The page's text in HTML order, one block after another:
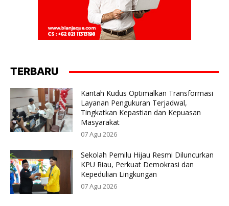
TERBARU
Kantah Kudus Optimalkan Transformasi
Layanan Pengukuran Terjadwal,
Tingkatkan Kepastian dan Kepuasan
Masyarakat
07 Agu 2026
Sekolah Pemilu Hijau Resmi Diluncurkan
KPU Riau, Perkuat Demokrasi dan
Kepedulian Lingkungan
07 Agu 2026